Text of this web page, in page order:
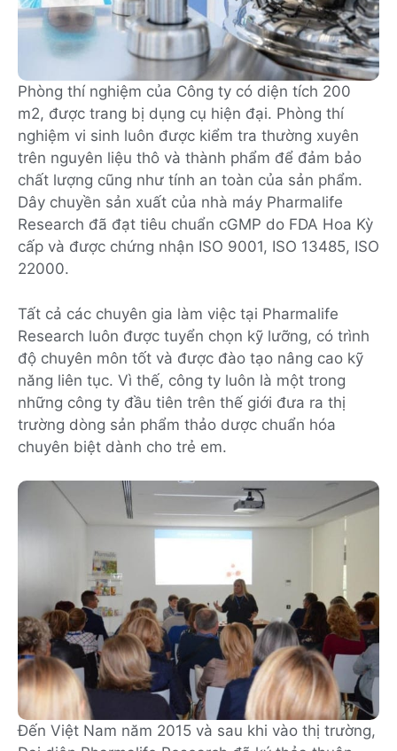
Phòng thí nghiệm của Công ty có diện tích 200
m2, được trang bị dụng cụ hiện đại. Phòng thí
nghiệm vi sinh luôn được kiểm tra thường xuyên
trên nguyên liệu thô và thành phẩm để đảm bảo
chất lượng cũng như tính an toàn của sản phẩm.
Dây chuyền sản xuất của nhà máy Pharmalife
Research đã đạt tiêu chuẩn cGMP do FDA Hoa Kỳ
cấp và được chứng nhận ISO 9001, ISO 13485, ISO
22000.
Tất cả các chuyên gia làm việc tại Pharmalife
Research luôn được tuyển chọn kỹ lưỡng, có trình
độ chuyên môn tốt và được đào tạo nâng cao kỹ
năng liên tục. Vì thế, công ty luôn là một trong
những công ty đầu tiên trên thế giới đưa ra thị
trường dòng sản phẩm thảo dược chuẩn hóa
chuyên biệt dành cho trẻ em.
Đến Việt Nam năm 2015 và sau khi vào thị trường,